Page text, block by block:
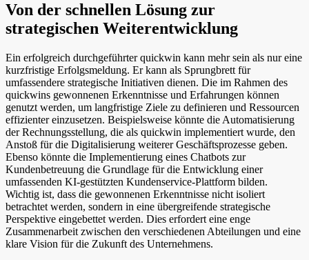
Von der schnellen Lösung zur
strategischen Weiterentwicklung
Ein erfolgreich durchgeführter quickwin kann mehr sein als nur eine
kurzfristige Erfolgsmeldung. Er kann als Sprungbrett für
umfassendere strategische Initiativen dienen. Die im Rahmen des
quickwins gewonnenen Erkenntnisse und Erfahrungen können
genutzt werden, um langfristige Ziele zu definieren und Ressourcen
effizienter einzusetzen. Beispielsweise könnte die Automatisierung
der Rechnungsstellung, die als quickwin implementiert wurde, den
Anstoß für die Digitalisierung weiterer Geschäftsprozesse geben.
Ebenso könnte die Implementierung eines Chatbots zur
Kundenbetreuung die Grundlage für die Entwicklung einer
umfassenden KI-gestützten Kundenservice-Plattform bilden.
Wichtig ist, dass die gewonnenen Erkenntnisse nicht isoliert
betrachtet werden, sondern in eine übergreifende strategische
Perspektive eingebettet werden. Dies erfordert eine enge
Zusammenarbeit zwischen den verschiedenen Abteilungen und eine
klare Vision für die Zukunft des Unternehmens.